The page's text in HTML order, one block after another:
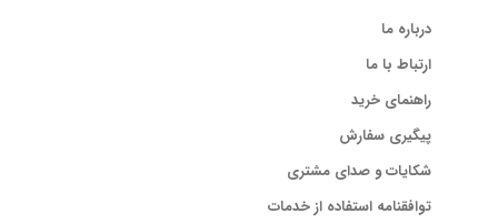
درباره ما
ارتباط با ما
راهنمای خرید
پیگیری سفارش
شکایات و صدای مشتری
توافقنامه استفاده از خدمات